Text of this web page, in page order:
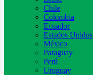
Chile
Colombia
Ecuador
Estados Unidos
México
Paraguay
Perú
Uruguay